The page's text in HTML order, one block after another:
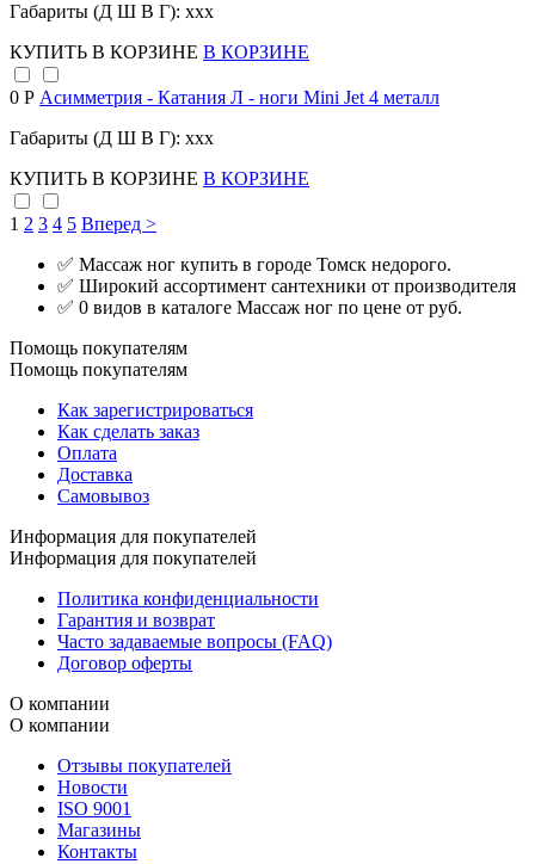
Габариты (Д Ш В Г): xxx
КУПИТЬ В КОРЗИНЕ В КОРЗИНЕ
0 Р Асимметрия - Катания Л - ноги Mini Jet 4 металл
Габариты (Д Ш В Г): xxx
КУПИТЬ В КОРЗИНЕ В КОРЗИНЕ
1 2 3 4 5 Вперед >
✅ Массаж ног купить в городе Томск недорого.
✅ Широкий ассортимент сантехники от производителя
✅ 0 видов в каталоге Массаж ног по цене от руб.
Помощь покупателям
Помощь покупателям
Как зарегистрироваться
Как сделать заказ
Оплата
Доставка
Самовывоз
Информация для покупателей
Информация для покупателей
Политика конфиденциальности
Гарантия и возврат
Часто задаваемые вопросы (FAQ)
Договор оферты
О компании
О компании
Отзывы покупателей
Новости
ISO 9001
Магазины
Контакты